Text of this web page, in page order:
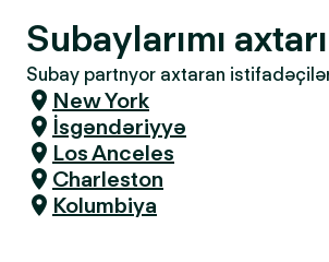
Subaylarımı
Subay partnyor axtaran
New York
İsgəndəriyyə
Los Anceles
Charleston
Kolumbiya